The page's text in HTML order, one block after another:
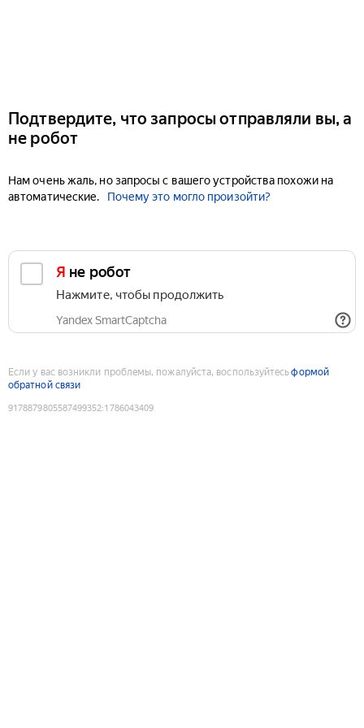
Подтвердите, что запросы отправляли вы, а
не робот
Нам очень жаль, но запросы с вашего устройства похожи на
автоматические.
Почему это могло произойти?
Я не робот
Нажмите, чтобы продолжить
Yandex SmartCaptcha
Если у вас возникли проблемы, пожалуйста, воспользуйтесьформой
обратной связи
9178879805587499352:1786043409